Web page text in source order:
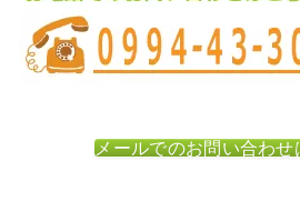
メールでのお問い合わせ